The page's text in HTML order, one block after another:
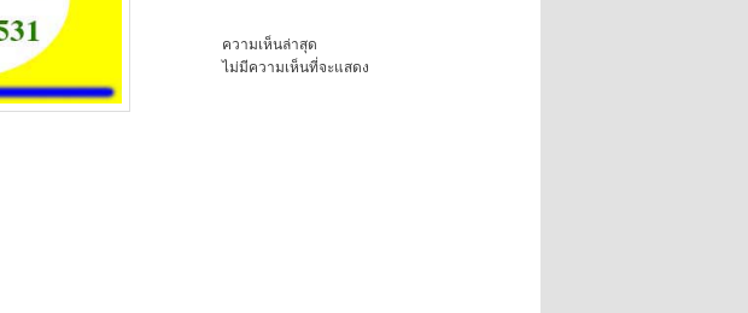
ความเห็นล่าสุด
ไม่มีความเห็นที่จะแสดง